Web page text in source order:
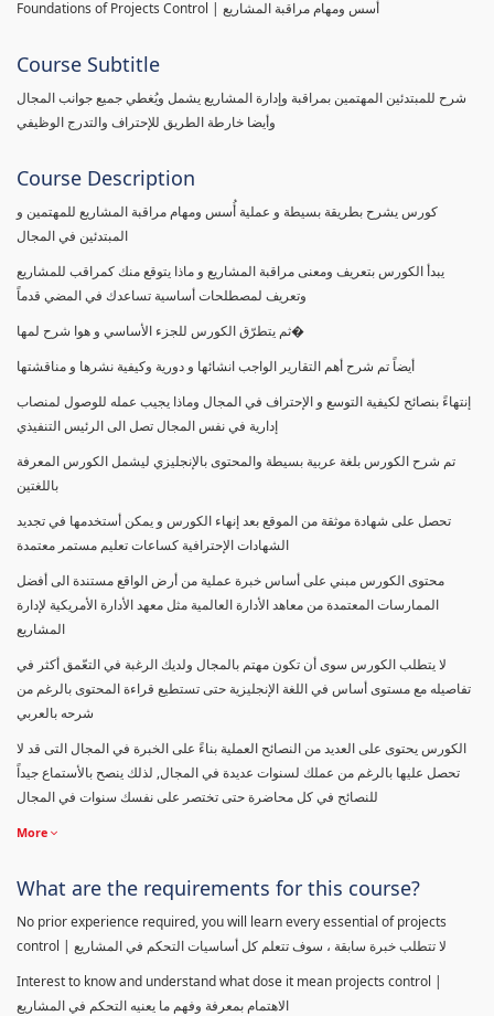
Foundations of Projects Control | أسس ومهام مراقبة المشاريع
Course Subtitle
شرح للمبتدئين المهتمين بمراقبة وإدارة المشاريع يشمل ويُغطي جميع جوانب المجال
وأيضا خارطة الطريق للإحتراف والتدرج الوظيفي
Course Description
كورس يشرح بطريقة بسيطة و عملية أُسس ومهام مراقبة المشاريع للمهتمين و
المبتدئين في المجال
يبدأ الكورس بتعريف ومعنى مراقبة المشاريع و ماذا يتوقع منك كمراقب للمشاريع
وتعريف لمصطلحات أساسية تساعدك في المضي قدماً
ثم يتطرّق الكورس للجزء الأساسي و هوا شرح لمها�
أيضاً تم شرح أهم التقارير الواجب انشائها و دورية وكيفية نشرها و مناقشتها
إنتهاءً بنصائح لكيفية التوسع و الإحتراف في المجال وماذا يجيب عمله للوصول لمنصاب
إدارية في نفس المجال تصل الى الرئيس التنفيذي
تم شرح الكورس بلغة عربية بسيطة والمحتوى بالإنجليزي ليشمل الكورس المعرفة
باللغتين
تحصل على شهادة موثقة من الموقع بعد إنهاء الكورس و يمكن أستخدمها في تجديد
الشهادات الإحترافية كساعات تعليم مستمر معتمدة
محتوى الكورس مبني على أساس خبرة عملية من أرض الواقع مستندة الى أفضل
الممارسات المعتمدة من معاهد الأدارة العالمية مثل معهد الأدارة الأمريكية لإدارة
المشاريع
لا يتطلب الكورس سوى أن تكون مهتم بالمجال ولديك الرغبة في التعّمق أكثر في
تفاصيله مع مستوى أساس في اللغة الإنجليزية حتى تستطيع قراءة المحتوى بالرغم من
شرحه بالعربي
الكورس يحتوى على العديد من النصائح العملية بناءً على الخبرة في المجال التى قد لا
تحصل عليها بالرغم من عملك لسنوات عديدة في المجال, لذلك ينصح بالأستماع جيداً
للنصائح في كل محاضرة حتى تختصر على نفسك سنوات في المجال
More
What are the requirements for this course?
No prior experience required, you will learn every essential of projects
control | لا تتطلب خبرة سابقة ، سوف تتعلم كل أساسيات التحكم في المشاريع
Interest to know and understand what dose it mean projects control |
الاهتمام بمعرفة وفهم ما يعنيه التحكم في المشاريع